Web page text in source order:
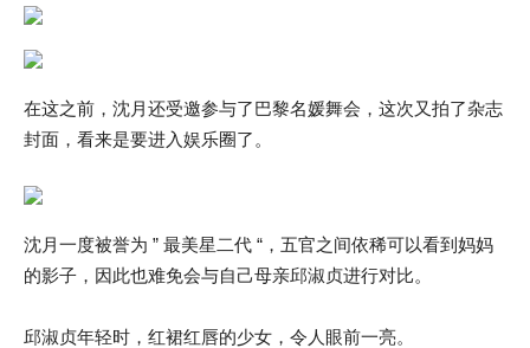
在这之前，沈月还受邀参与了巴黎名媛舞会，这次又拍了杂志
封面，看来是要进入娱乐圈了。
沈月一度被誉为 ” 最美星二代 “，五官之间依稀可以看到妈妈
的影子，因此也难免会与自己母亲邱淑贞进行对比。
邱淑贞年轻时，红裙红唇的少女，令人眼前一亮。